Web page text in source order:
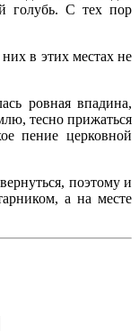
голубь. С тех пор
в этих местах не
ровная впадина,
тесно прижаться
пение церковной
поэтому и
а на месте